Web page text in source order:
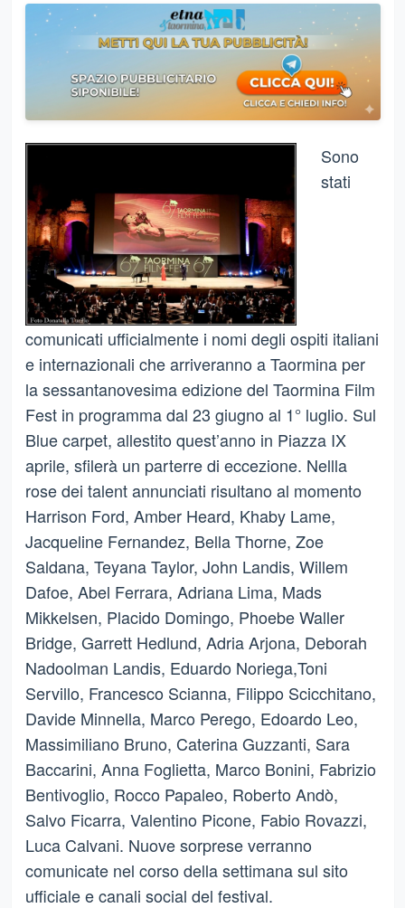
Sono
stati
comunicati ufficialmente i nomi degli ospiti italiani
e internazionali che arriveranno a Taormina per
la sessantanovesima edizione del Taormina Film
Fest in programma dal 23 giugno al 1° luglio. Sul
Blue carpet, allestito quest’anno in Piazza IX
aprile, sfilerà un parterre di eccezione. Nellla
rose dei talent annunciati risultano al momento
Harrison Ford, Amber Heard, Khaby Lame,
Jacqueline Fernandez, Bella Thorne, Zoe
Saldana, Teyana Taylor, John Landis, Willem
Dafoe, Abel Ferrara, Adriana Lima, Mads
Mikkelsen, Placido Domingo, Phoebe Waller
Bridge, Garrett Hedlund, Adria Arjona, Deborah
Nadoolman Landis, Eduardo Noriega,Toni
Servillo, Francesco Scianna, Filippo Scicchitano,
Davide Minnella, Marco Perego, Edoardo Leo,
Massimiliano Bruno, Caterina Guzzanti, Sara
Baccarini, Anna Foglietta, Marco Bonini, Fabrizio
Bentivoglio, Rocco Papaleo, Roberto Andò,
Salvo Ficarra, Valentino Picone, Fabio Rovazzi,
Luca Calvani. Nuove sorprese verranno
comunicate nel corso della settimana sul sito
ufficiale e canali social del festival.